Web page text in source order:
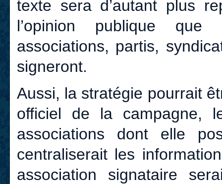
texte sera d’autant plus
l’opinion publique
associations, partis,
signeront.
Aussi, la stratégie pourrait
officiel de la campagne,
associations dont elle
centraliserait les
association signataire